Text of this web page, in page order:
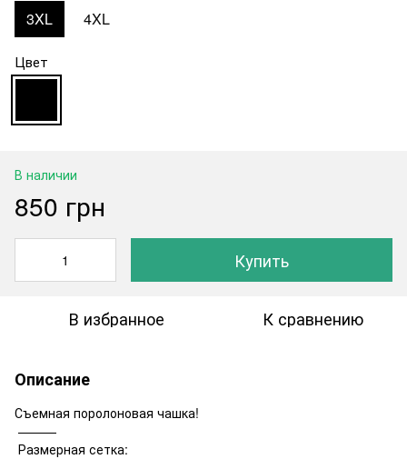
3XL 4XL
Цвет
В наличии
850 грн
Купить
В избранное К сравнению
Описание
Съемная поролоновая чашка!
———
Размерная сетка: